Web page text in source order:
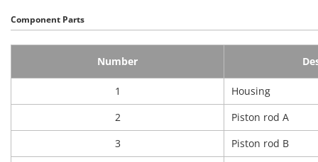
Component Parts
Number
1
Housing
2
Piston rod A
3
Piston rod B